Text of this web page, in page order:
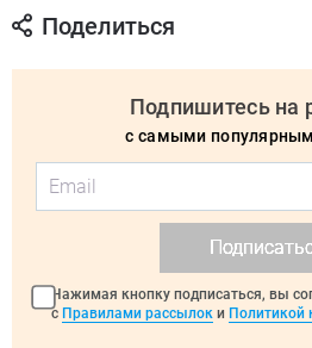
Поделиться
Подпишитесь на
с самыми
Нажимая кнопку подписаться, вы
с Правилами рассылок и Политикой